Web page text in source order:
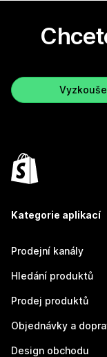
Kategorie aplikací
Prodejní kanály
Hledání produktů
Prodej produktů
Objednávky a
Design obchodu